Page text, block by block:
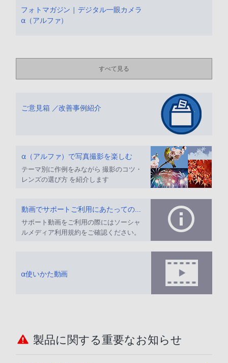
フォトマガジン | デジタル一眼カメラ
α（アルファ）
すべて見る
ご意見箱 ／改善事例紹介
α（アルファ）で写真撮影を楽しむ
テーマ別に作例をみながら 撮影のコツ・
レンズの選び方 を紹介します
動画でサポートご利用にあたってのお願い
サポート動画をご利用の際にはソーシャ
ルメディア利用規約をご確認ください。
α使いかた動画
製品に関する重要なお知らせ